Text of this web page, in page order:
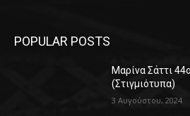
POPULAR POSTS
Μαρίνα Σάττι
(Στιγμιότυπα)
3 Αυγούστου, 2024